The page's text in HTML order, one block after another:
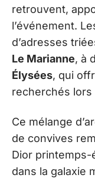
retrouvent,
l’événement.
d’adresses
Le Marianne, à
Élysées, qui
recherchés lors
Ce mélange
de convives
Dior printemps-
dans la galaxie